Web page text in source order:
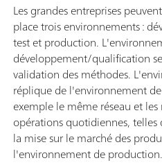
Les grandes entreprises
place trois environnements :
test et production.
développement/qualification
validation des méthodes.
réplique de l'environnement
exemple le même réseau et
opérations quotidiennes,
la mise sur le marché des
l'environnement de production.